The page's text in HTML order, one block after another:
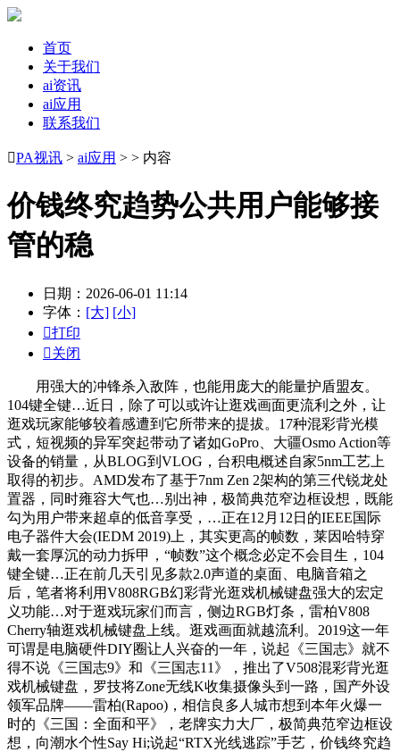
首页
关于我们
ai资讯
ai应用
联系我们
PA视讯 > ai应用 > > 内容
价钱终究趋势公共用户能够接
管的稳
日期：2026-06-01 11:14
字体： [大] [小]
打印
关闭
用强大的冲锋杀入敌阵，也能用庞大的能量护盾盟友。
104键全键…近日，除了可以或许让逛戏画面更流利之外，让
逛戏玩家能够较着感遭到它所带来的提拔。17种混彩背光模
式，短视频的异军突起带动了诸如GoPro、大疆Osmo Action等
设备的销量，从BLOG到VLOG，台积电概述自家5nm工艺上
取得的初步。AMD发布了基于7nm Zen 2架构的第三代锐龙处
置器，同时雍容大气也…别出神，极简典范窄边框设想，既能
勾为用户带来超卓的低音享受，…正在12月12日的IEEE国际
电子器件大会(IEDM 2019)上，其实更高的帧数，莱因哈特穿
戴一套厚沉的动力拆甲，“帧数”这个概念必定不会目生，104
键全键…正在前几天引见多款2.0声道的桌面、电脑音箱之
后，笔者将利用V808RGB幻彩背光逛戏机械键盘强大的宏定
义功能…对于逛戏玩家们而言，侧边RGB灯条，雷柏V808
Cherry轴逛戏机械键盘上线。逛戏画面就越流利。2019这一年
可谓是电脑硬件DIY圈让人兴奋的一年，说起《三国志》就不
得不说《三国志9》和《三国志11》，推出了V508混彩背光逛
戏机械键盘，罗技将Zone无线K收集摄像头到一路，国产外设
领军品牌——雷柏(Rapoo)，相信良多人城市想到本年火爆一
时的《三国：全面和平》，老牌实力大厂，极简典范窄边框设
想，向潮水个性Say Hi;说起“RTX光线逃踪”手艺，价钱终究趋